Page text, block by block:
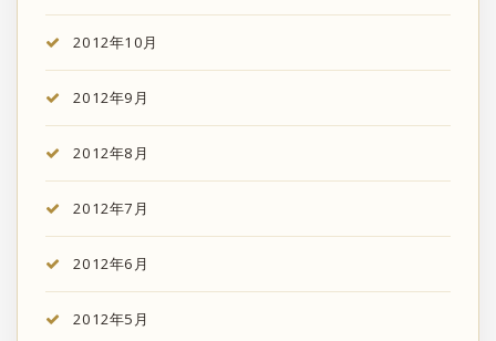
2012年10月
2012年9月
2012年8月
2012年7月
2012年6月
2012年5月